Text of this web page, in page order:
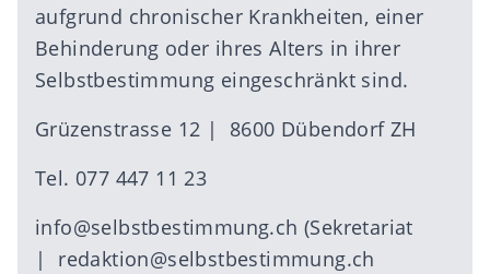
aufgrund chronischer Krankheiten, einer
Behinderung oder ihres Alters in ihrer
Selbstbestimmung eingeschränkt sind.
Grüzenstrasse 12 | 8600 Dübendorf ZH
Tel. 077 447 11 23
info@selbstbestimmung.ch (Sekretariat
| redaktion@selbstbestimmung.ch